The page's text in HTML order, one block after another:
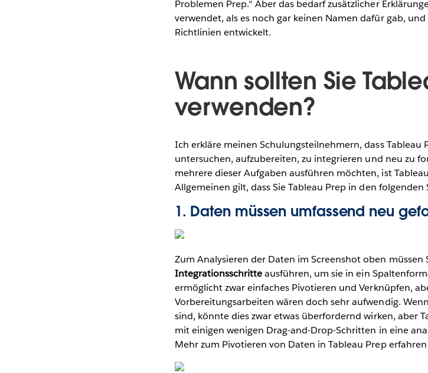
Problemen Prep.“ Aber das bedarf zusätzlicher
verwendet, als es noch gar keinen Namen dafür gab,
Richtlinien entwickelt.
Wann sollten Sie
verwenden?
Ich erkläre meinen Schulungsteilnehmern, dass Tableau
untersuchen, aufzubereiten, zu integrieren und neu zu
mehrere dieser Aufgaben ausführen möchten, ist
Allgemeinen gilt, dass Sie Tableau Prep in den
1. Daten müssen umfassend neu
Zum Analysieren der Daten im Screenshot oben müssen
Integrationsschritteausführen, um sie in ein
ermöglicht zwar einfaches Pivotieren und Verknüpfen,
Vorbereitungsarbeiten wären doch sehr aufwendig.
sind, könnte dies zwar etwas überfordernd wirken, aber
mit einigen wenigen Drag-and-Drop-Schritten in eine
Mehr zum Pivotieren von Daten in Tableau Prep